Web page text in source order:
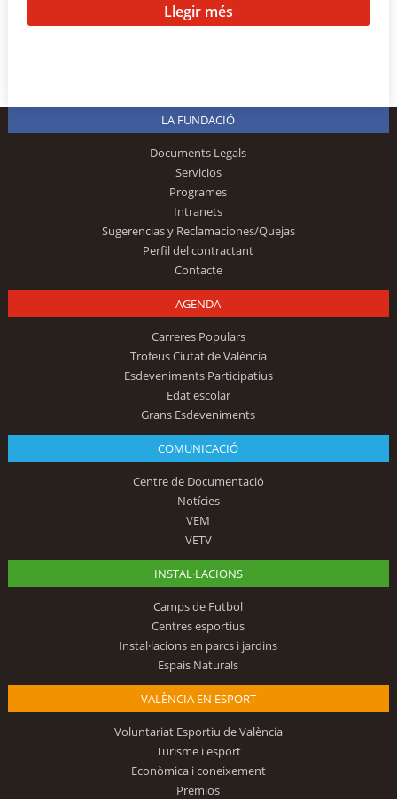
Llegir més
LA FUNDACIÓ
Documents Legals
Servicios
Programes
Intranets
Sugerencias y Reclamaciones/Quejas
Perfil del contractant
Contacte
AGENDA
Carreres Populars
Trofeus Ciutat de València
Esdeveniments Participatius
Edat escolar
Grans Esdeveniments
COMUNICACIÓ
Centre de Documentació
Notícies
VEM
VETV
INSTAL·LACIONS
Camps de Futbol
Centres esportius
Instal·lacions en parcs i jardins
Espais Naturals
VALÈNCIA EN ESPORT
Voluntariat Esportiu de València
Turisme i esport
Econòmica i coneixement
Premios